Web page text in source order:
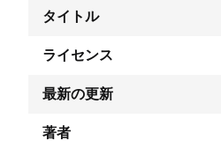
タイトル
ライセンス
最新の更新
著者